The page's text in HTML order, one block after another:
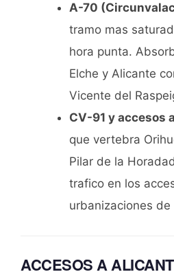
A-70
tramo mas
hora punta.
Elche y Alicante
Vicente del
CV-91 y accesos
que vertebra
Pilar de la
trafico en los
urbanizaciones
ACCESOS A